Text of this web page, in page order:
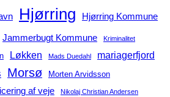
Hjørring Hjørring Kommune
Jammerbugt Kommune Kriminalitet
Løkken Mads Duedahl mariagerfjord
Morsø Morten Arvidsson
af veje Nikolaj Christian Andersen